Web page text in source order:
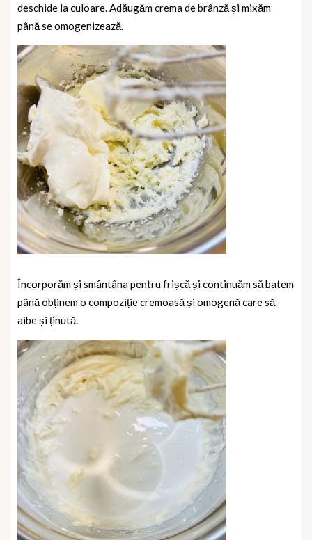
deschide la culoare.Adăugăm crema de brânză și mixăm
până se omogenizează.
Încorporăm și smântâna pentru frișcă și continuăm să batem
până obținem o compoziție cremoasă și omogenă care să
aibe și ținută.